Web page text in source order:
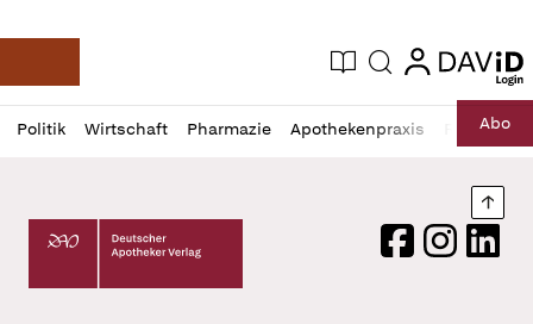
Deutsche Apotheker Zeitung
Aktuelle Ausgabe
Suche login
login
Politik Wirtschaft Pharmazie Apothekenpraxis RechtAbo
Profil
öffnen
Daz
Pur
Deutscher Apotheker Verlag Logo
FacebookInstagram